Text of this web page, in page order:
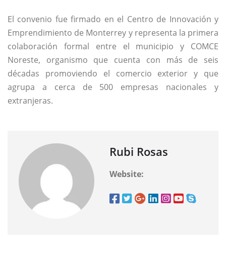
El convenio fue firmado en el Centro de Innovación y
Emprendimiento de Monterrey y representa la primera
colaboración formal entre el municipio y COMCE
Noreste, organismo que cuenta con más de seis
décadas promoviendo el comercio exterior y que
agrupa a cerca de 500 empresas nacionales y
extranjeras.
Rubi Rosas
Website: